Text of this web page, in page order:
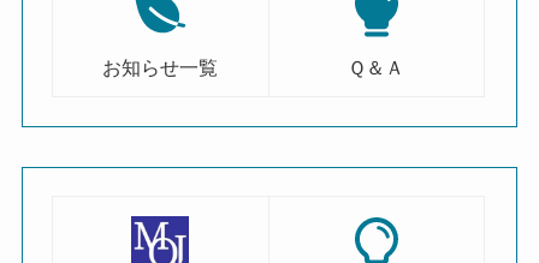
お知らせ一覧 Ｑ＆Ａ